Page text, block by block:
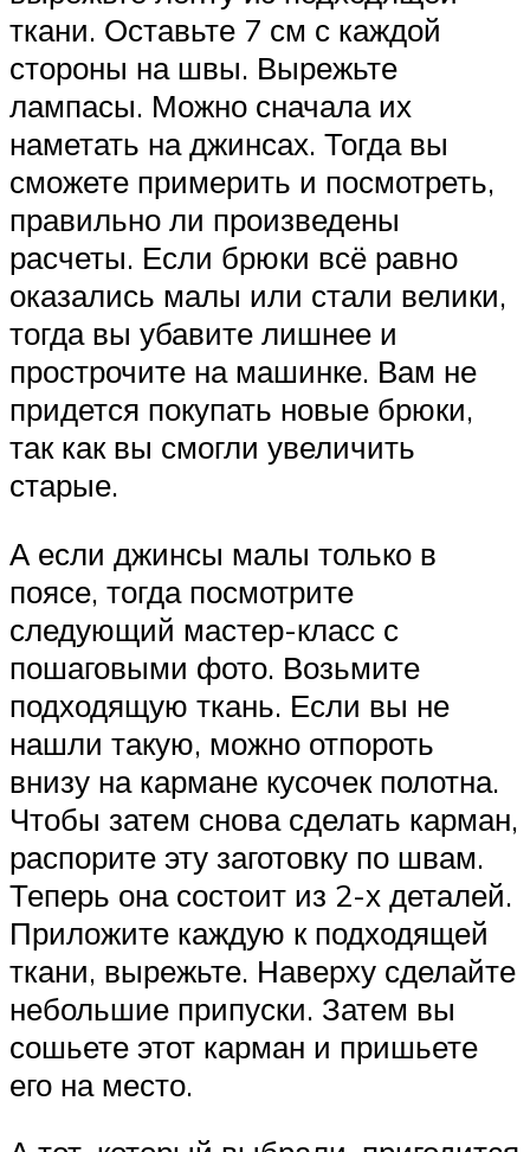
ткани. Оставьте 7 см с каждой
стороны на швы. Вырежьте
лампасы. Можно сначала их
наметать на джинсах. Тогда вы
сможете примерить и посмотреть,
правильно ли произведены
расчеты. Если брюки всё равно
оказались малы или стали велики,
тогда вы убавите лишнее и
прострочите на машинке. Вам не
придется покупать новые брюки,
так как вы смогли увеличить
старые.
А если джинсы малы только в
поясе, тогда посмотрите
следующий мастер-класс с
пошаговыми фото. Возьмите
подходящую ткань. Если вы не
нашли такую, можно отпороть
внизу на кармане кусочек полотна.
Чтобы затем снова сделать карман,
распорите эту заготовку по швам.
Теперь она состоит из 2-х деталей.
Приложите каждую к подходящей
ткани, вырежьте. Наверху сделайте
небольшие припуски. Затем вы
сошьете этот карман и пришьете
его на место.